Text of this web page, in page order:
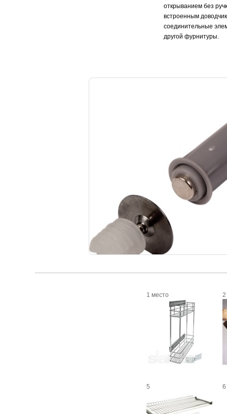
открыванием без
встроенным
соединительные
другой фурнитуры.
1 место 2
5 6